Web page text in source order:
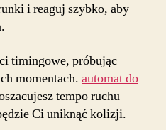
i reaguj szybko, aby
timingowe, próbując
momentach. automat do
tempo ruchu
Ci uniknąć kolizji.